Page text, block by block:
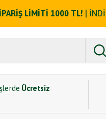
LİMİTİ 1000 TL! |
Ücretsiz